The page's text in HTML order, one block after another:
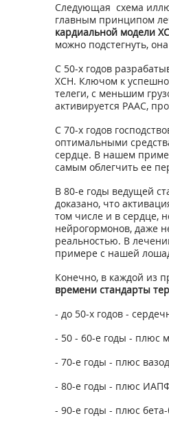
Следующая схема
главным принципом
кардиальной модели
можно подстегнуть,
С 50-х годов
ХСН. Ключом к
телеги, с меньшим
активируется РААС,
С 70-х годов
оптимальными
сердце. В нашем
самым облегчить ее
В 80-е годы ведущей
доказано, что
том числе и в сердце,
нейрогормонов, даже
реальностью. В
примере с нашей
Конечно, в каждой из
времени стандарты
- до 50-х годов -
- 50 - 60-е годы - плюс
- 70-е годы - плюс
- 80-е годы - плюс
- 90-е годы - плюс